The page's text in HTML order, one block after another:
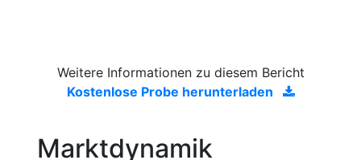
Weitere Informationen zu diesem Bericht
Kostenlose Probe herunterladen
Marktdynamik